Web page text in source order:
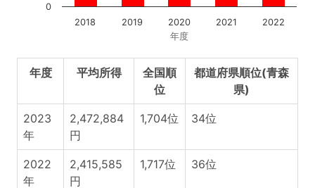
年度
2018 2019 2020 2021 2022
0
年度 平均所得
全国順
位
都道府県順位(青森
県)
2023
年
2,472,884
円
1,704位 34位
2022
年
2,415,585
円
1,717位 36位